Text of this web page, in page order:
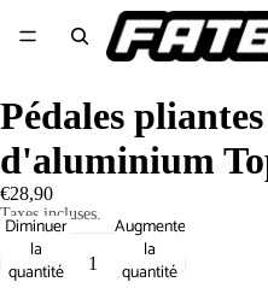
Pédales
d'aluminium
€28,90
Taxes incluses.
Diminuer
la
quantité
Augmenter
la
quantité